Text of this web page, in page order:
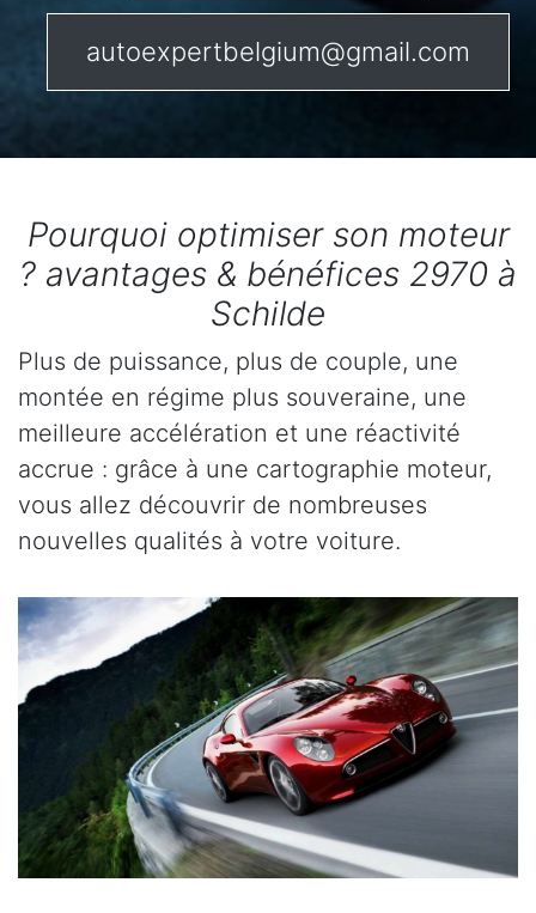
autoexpertbelgium@gmail.com
Pourquoi optimiser son moteur
? avantages & bénéfices 2970 à
Schilde
Plus de puissance, plus de couple, une
montée en régime plus souveraine, une
meilleure accélération et une réactivité
accrue : grâce à une cartographie moteur,
vous allez découvrir de nombreuses
nouvelles qualités à votre voiture.